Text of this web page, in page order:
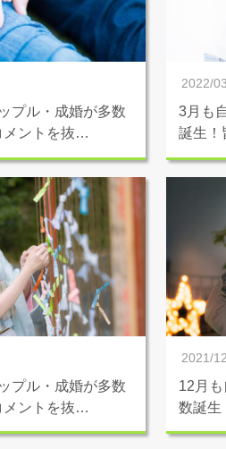
プル・成婚が多数
メントを抜…
2022/
3月も
誕生！
プル・成婚が多数
メントを抜…
2021/
12月
数誕生